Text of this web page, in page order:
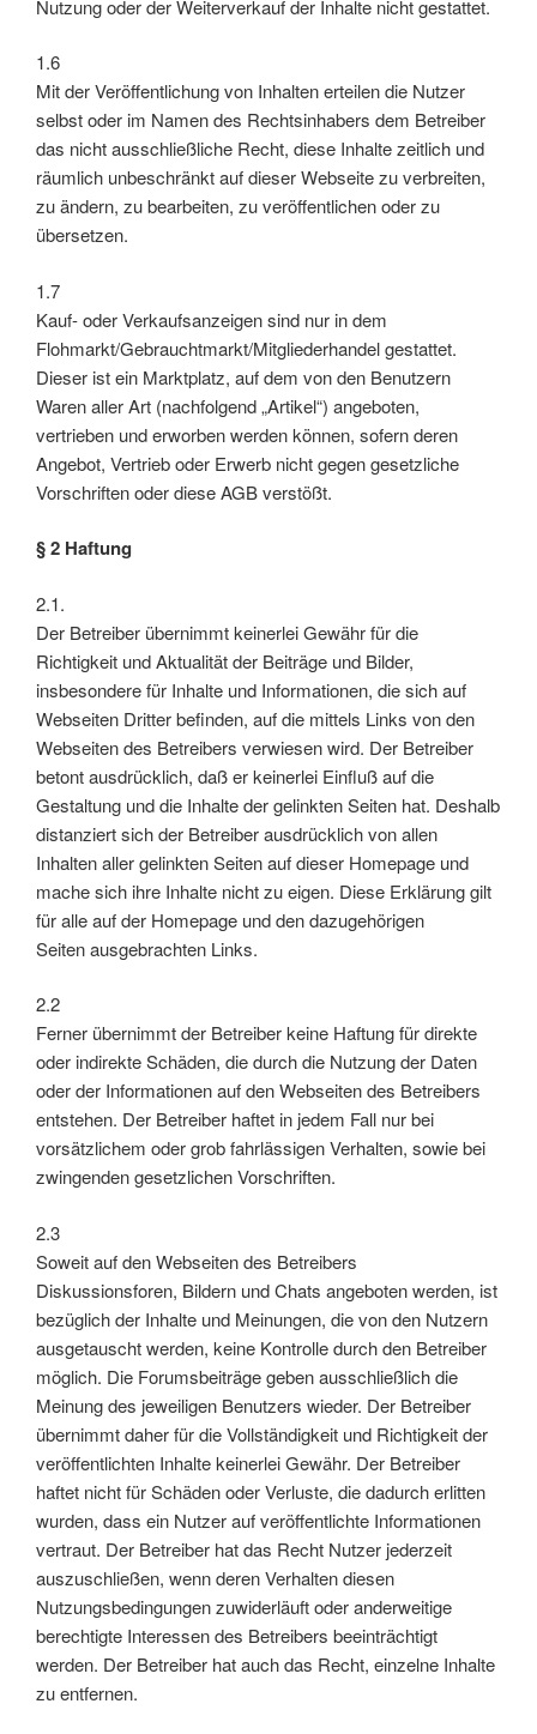
Nutzung oder der Weiterverkauf der Inhalte nicht gestattet.
1.6
Mit der Veröffentlichung von Inhalten erteilen die Nutzer
selbst oder im Namen des Rechtsinhabers dem Betreiber
das nicht ausschließliche Recht, diese Inhalte zeitlich und
räumlich unbeschränkt auf dieser Webseite zu verbreiten,
zu ändern, zu bearbeiten, zu veröffentlichen oder zu
übersetzen.
1.7
Kauf- oder Verkaufsanzeigen sind nur in dem
Flohmarkt/Gebrauchtmarkt/Mitgliederhandel gestattet.
Dieser ist ein Marktplatz, auf dem von den Benutzern
Waren aller Art (nachfolgend „Artikel“) angeboten,
vertrieben und erworben werden können, sofern deren
Angebot, Vertrieb oder Erwerb nicht gegen gesetzliche
Vorschriften oder diese AGB verstößt.
§ 2 Haftung
2.1.
Der Betreiber übernimmt keinerlei Gewähr für die
Richtigkeit und Aktualität der Beiträge und Bilder,
insbesondere für Inhalte und Informationen, die sich auf
Webseiten Dritter befinden, auf die mittels Links von den
Webseiten des Betreibers verwiesen wird. Der Betreiber
betont ausdrücklich, daß er keinerlei Einfluß auf die
Gestaltung und die Inhalte der gelinkten Seiten hat. Deshalb
distanziert sich der Betreiber ausdrücklich von allen
Inhalten aller gelinkten Seiten auf dieser Homepage und
mache sich ihre Inhalte nicht zu eigen. Diese Erklärung gilt
für alle auf der Homepage und den dazugehörigen
Seiten ausgebrachten Links.
2.2
Ferner übernimmt der Betreiber keine Haftung für direkte
oder indirekte Schäden, die durch die Nutzung der Daten
oder der Informationen auf den Webseiten des Betreibers
entstehen. Der Betreiber haftet in jedem Fall nur bei
vorsätzlichem oder grob fahrlässigen Verhalten, sowie bei
zwingenden gesetzlichen Vorschriften.
2.3
Soweit auf den Webseiten des Betreibers
Diskussionsforen, Bildern und Chats angeboten werden, ist
bezüglich der Inhalte und Meinungen, die von den Nutzern
ausgetauscht werden, keine Kontrolle durch den Betreiber
möglich. Die Forumsbeiträge geben ausschließlich die
Meinung des jeweiligen Benutzers wieder. Der Betreiber
übernimmt daher für die Vollständigkeit und Richtigkeit der
veröffentlichten Inhalte keinerlei Gewähr. Der Betreiber
haftet nicht für Schäden oder Verluste, die dadurch erlitten
wurden, dass ein Nutzer auf veröffentlichte Informationen
vertraut. Der Betreiber hat das Recht Nutzer jederzeit
auszuschließen, wenn deren Verhalten diesen
Nutzungsbedingungen zuwiderläuft oder anderweitige
berechtigte Interessen des Betreibers beeinträchtigt
werden. Der Betreiber hat auch das Recht, einzelne Inhalte
zu entfernen.